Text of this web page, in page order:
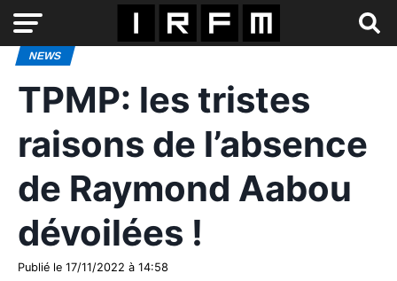
NEWS
TPMP: les tristes
raisons de l’absence
de Raymond Aabou
dévoilées !
Publié le 17/11/2022 à 14:58